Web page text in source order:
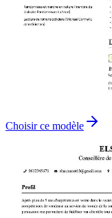
Choisir ce modèle